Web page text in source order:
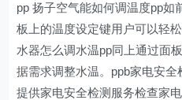
pp 扬子空气能如何调温度pp如
板上的温度设定键用户可以轻
水器怎么调水温pp同上通过面
据需求调整水温。ppb家电安
提供家电安全检测服务检查家